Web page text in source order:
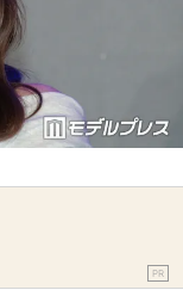
PR